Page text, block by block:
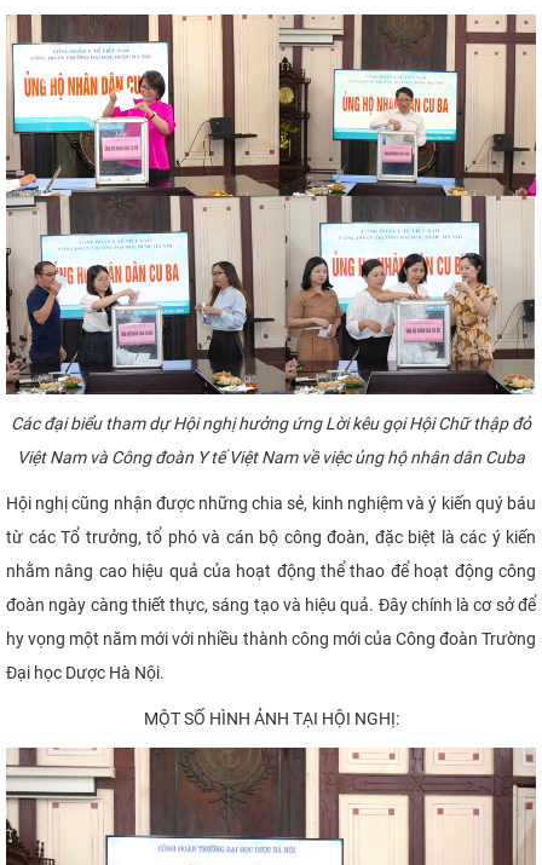
Các đại biểu tham dự Hội nghị hưởng ứng Lời kêu gọi Hội Chữ thập đỏ
Việt Nam và Công đoàn Y tế Việt Nam về việc ủng hộ nhân dân Cuba
Hội nghị cũng nhận được những chia sẻ, kinh nghiệm và ý kiến quý báu
từ các Tổ trưởng, tổ phó và cán bộ công đoàn, đặc biệt là các ý kiến
nhằm nâng cao hiệu quả của hoạt động thể thao để hoạt động công
đoàn ngày càng thiết thực, sáng tạo và hiệu quả. Đây chính là cơ sở để
hy vọng một năm mới với nhiều thành công mới của Công đoàn Trường
Đại học Dược Hà Nội.
MỘT SỐ HÌNH ẢNH TẠI HỘI NGHỊ: